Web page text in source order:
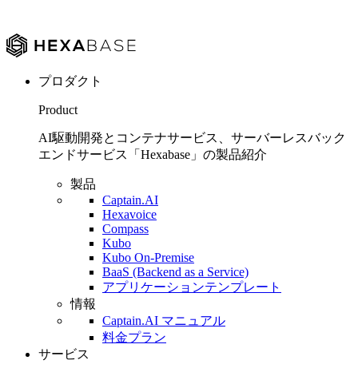
プロダクト
Product
AI駆動開発とコンテナサービス、サーバーレスバック
エンドサービス「Hexabase」の製品紹介
製品
Captain.AI
Hexavoice
Compass
Kubo
Kubo On-Premise
BaaS (Backend as a Service)
アプリケーションテンプレート
情報
Captain.AI マニュアル
料金プラン
サービス